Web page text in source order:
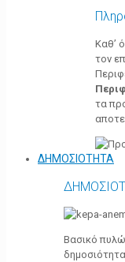
Καθ’
τον
τα
ΔΗΜΟΣΙΟΤΗΤΑ
Βασικό